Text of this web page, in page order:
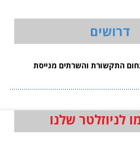
דרושים
התקשורת והשרתים מגייסת
לניוזלטר שלנו